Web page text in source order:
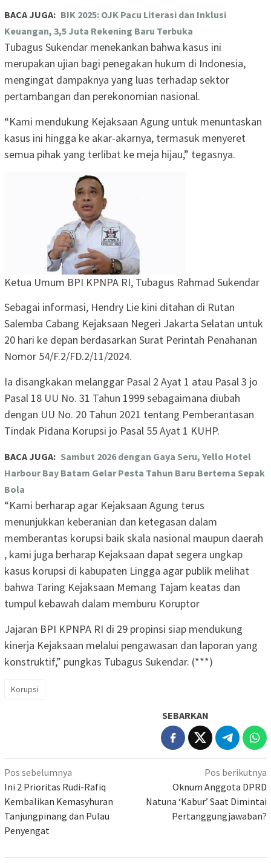
BACA JUGA: BIK 2025: OJK Pacu Literasi dan Inklusi
Keuangan, 3,5 Juta Rekening Baru Terbuka
Tubagus Sukendar menekankan bahwa kasus ini
merupakan ujian bagi penegakan hukum di Indonesia,
mengingat dampaknya yang luas terhadap sektor
pertambangan dan perekonomian nasional.
“Kami mendukung Kejaksaan Agung untuk menuntaskan
kasus ini hingga ke akar-akarnya, termasuk menyeret
semua pihak yang terlibat ke meja hijau,” tegasnya.
Ketua Umum BPI KPNPA RI, Tubagus Rahmad Sukendar
Sebagai informasi, Hendry Lie kini ditahan di Rutan
Salemba Cabang Kejaksaan Negeri Jakarta Selatan untuk
20 hari ke depan berdasarkan Surat Perintah Penahanan
Nomor 54/F.2/FD.2/11/2024.
Ia disangkakan melanggar Pasal 2 Ayat 1 atau Pasal 3 jo
Pasal 18 UU No. 31 Tahun 1999 sebagaimana diubah
dengan UU No. 20 Tahun 2021 tentang Pemberantasan
Tindak Pidana Korupsi jo Pasal 55 Ayat 1 KUHP.
BACA JUGA: Sambut 2026 dengan Gaya Seru, Yello Hotel
Harbour Bay Batam Gelar Pesta Tahun Baru Bertema Sepak
Bola
“Kami berharap agar Kejaksaan Agung terus
menunjukkan keberanian dan ketegasan dalam
memberantas korupsi baik skala nasional maupun daerah
, kami juga berharap Kejaksaan dapat segera ungkap
kasus korupsi di kabupaten Lingga agar publik melihat
bahwa Taring Kejaksaan Memang Tajam keatas dan
tumpul kebawah dalam memburu Koruptor
Jajaran BPI KPNPA RI di 29 propinsi siap mendukung
kinerja Kejaksaan melalui pengawasan dan laporan yang
konstruktif,” pungkas Tubagus Sukendar. (***)
Korupsi
SEBARKAN
Navigasi
pos
Pos sebelumnya
Ini 2 Prioritas Rudi-Rafiq
Kembalikan Kemasyhuran
Tanjungpinang dan Pulau
Penyengat
Pos berikutnya
Oknum Anggota DPRD
Natuna ‘Kabur’ Saat Dimintai
Pertanggungjawaban?